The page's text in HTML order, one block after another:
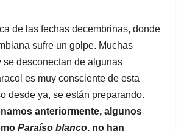
de las fechas decembrinas, donde
sufre un golpe. Muchas
se desconectan de algunas
es muy consciente de esta
desde ya, se están preparando.
anteriormente, algunos
Paraíso blanco, no han